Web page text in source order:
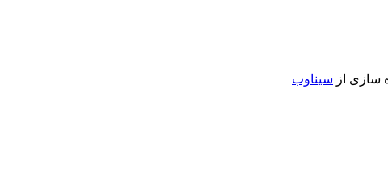
سازی از سیناوب